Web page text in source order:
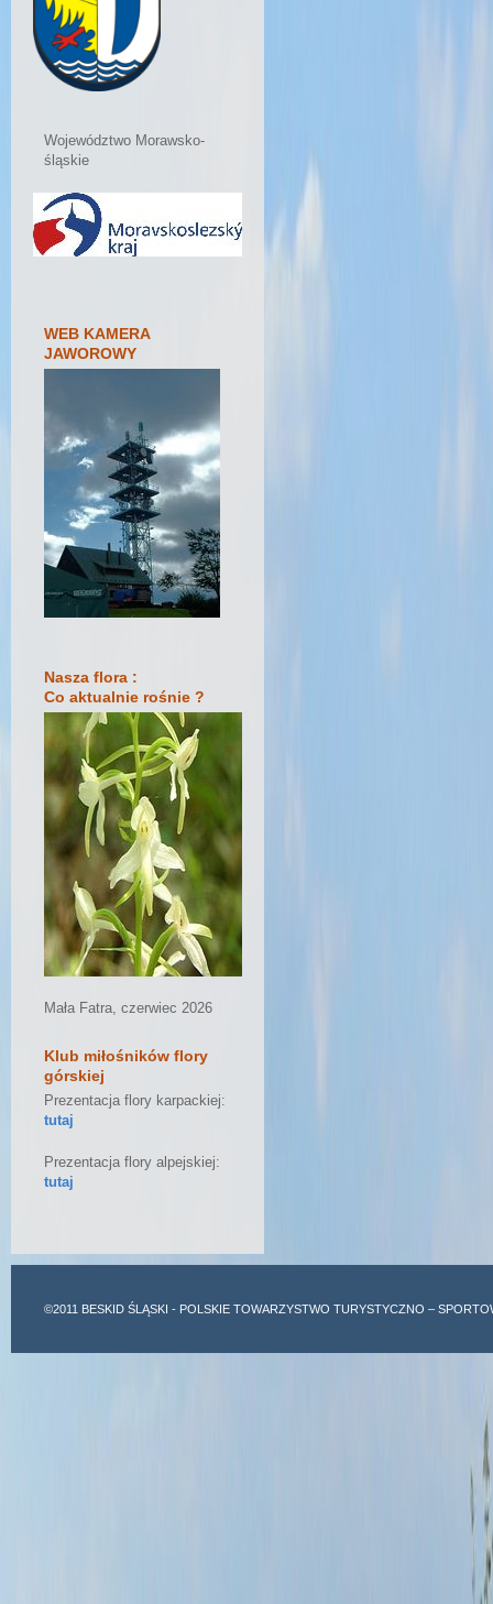
Województwo Morawsko-
śląskie
WEB KAMERA
JAWOROWY
Nasza flora :
Co aktualnie rośnie ?
Mała Fatra, czerwiec 2026
Klub miłośników flory
górskiej
Prezentacja flory karpackiej:
tutaj
Prezentacja flory alpejskiej:
tutaj
©2011 BESKID ŚLĄSKI - POLSKIE TOWARZYSTWO TURYSTYCZNO –